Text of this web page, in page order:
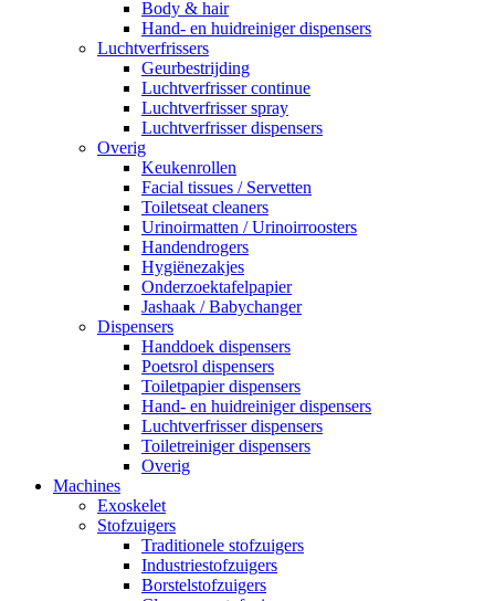
Body & hair
Hand- en huidreiniger dispensers
Luchtverfrissers
Geurbestrijding
Luchtverfrisser continue
Luchtverfrisser spray
Luchtverfrisser dispensers
Overig
Keukenrollen
Facial tissues / Servetten
Toiletseat cleaners
Urinoirmatten / Urinoirroosters
Handendrogers
Hygiënezakjes
Onderzoektafelpapier
Jashaak / Babychanger
Dispensers
Handdoek dispensers
Poetsrol dispensers
Toiletpapier dispensers
Hand- en huidreiniger dispensers
Luchtverfrisser dispensers
Toiletreiniger dispensers
Overig
Machines
Exoskelet
Stofzuigers
Traditionele stofzuigers
Industriestofzuigers
Borstelstofzuigers